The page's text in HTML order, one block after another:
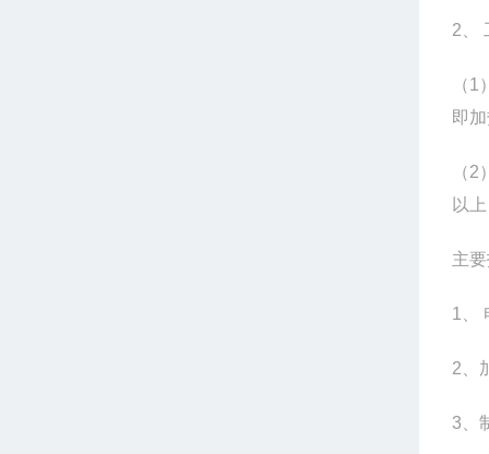
2、
（
即
（
以
主
1、
2、
3、